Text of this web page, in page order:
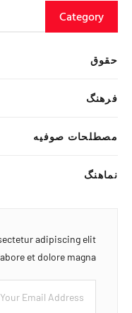
Category
حقوق
فرهنگ
مصطلحات صوفیه
نماهنگ
adipiscing elit
et dolore magna